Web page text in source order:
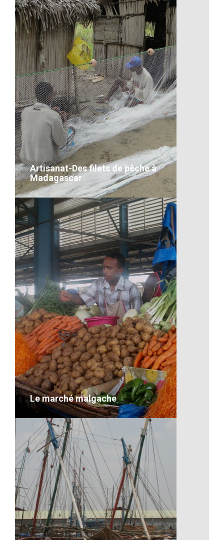
Les transports à Madagascar
VOIR LE DÉTAIL
Artisanat-Des filets de pêche à
Madagascar
Artisanat-Des filets de pêche à
Madagascar
VOIR LE DÉTAIL
Le marché malgache